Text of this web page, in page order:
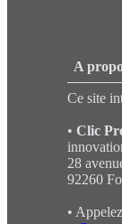
A
Ce site
• Clic
28
92260
•